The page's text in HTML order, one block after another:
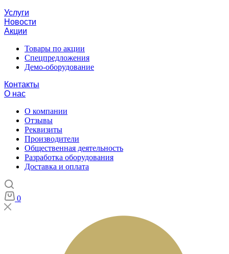
Услуги
Новости
Акции
Товары по акции
Спецпредложения
Демо-оборудование
Контакты
О нас
О компании
Отзывы
Реквизиты
Производители
Общественная деятельность
Разработка оборудования
Доставка и оплата
0